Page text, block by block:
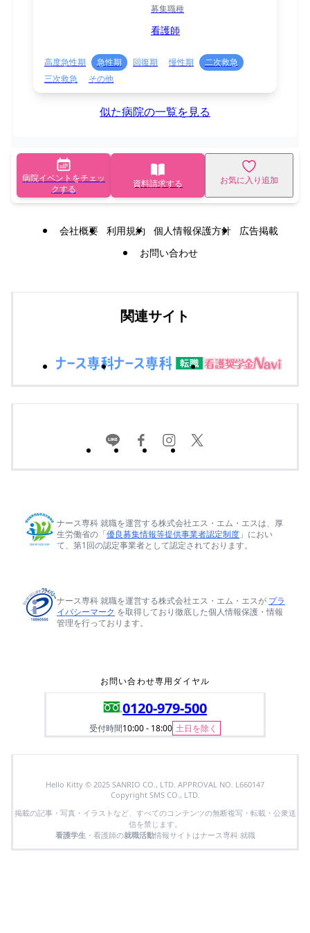
募集職種
看護師
高度急性期 急性期 回復期 慢性期
二次救急
三次救急
その他
似た病院の一覧を見る
病院イベントをチェッ
クする
資料請求する お気に入り追加
会社概要 利用規約 個人情報保護方針
広告掲載
お問い合わせ
関連サイト
ナース専科 就職を運営する株式会社エス・エム・エスは、厚
生労働省の「優良募集情報等提供事業者認定制度 」におい
て、第1回の認定事業者として認定されております。
ナース専科 就職を運営する株式会社エス・エム・エスが プラ
イバシーマーク を取得しており徹底した個人情報保護・情報
管理を行っております。
お問い合わせ専用ダイヤル
0120-979-500
受付時間10:00 - 18:00 土日を除く
Hello Kitty © 2025 SANRIO CO., LTD. APPROVAL NO. L660147
Copyright SMS CO., LTD.
掲載の記事・写真・イラストなど、すべてのコンテンツの無断複写・転載・公衆送
信を禁じます。
看護学生・看護師の就職活動情報サイトはナース専科 就職